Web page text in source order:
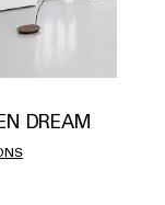
DREAM